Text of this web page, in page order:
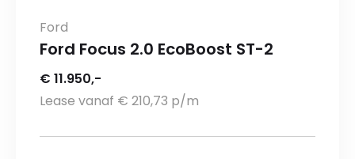
Ford
Ford Focus 2.0 EcoBoost ST-2
€ 11.950,-
Lease vanaf € 210,73 p/m